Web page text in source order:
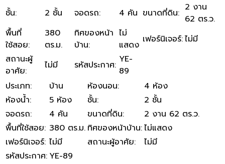
ชั้น: 2 ชั้น จอดรถ: 4 คัน ขนาดที่ดิน: 2 งาน
62 ตร.ว.
พื้นที่
ใช้สอย:
380
ตร.ม.
ทิศของหน้า
บ้าน:
ไม่
แสดง เฟอร์นิเจอร์:ไม่มี
สถานะผู้
อาศัย: ไม่มี รหัสประกาศ: YE-
89
ประเภท: บ้าน ห้องนอน:
4 ห้อง
ห้องน้ำ: 5 ห้อง ชั้น:
2 ชั้น
จอดรถ: 4 คัน ขนาดที่ดิน:
2 งาน 62 ตร.ว.
พื้นที่ใช้สอย: 380 ตร.ม. ทิศของหน้าบ้าน:ไม่แสดง
เฟอร์นิเจอร์: ไม่มี สถานะผู้อาศัย:
ไม่มี
รหัสประกาศ: YE-89